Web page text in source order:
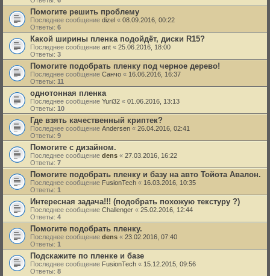
Помогите решить проблему
Последнее сообщение dizel « 08.09.2016, 00:22
Ответы: 6
Какой ширины пленка подойдёт, диски R15?
Последнее сообщение ant « 25.06.2016, 18:00
Ответы: 3
Помогите подобрать пленку под черное дерево!
Последнее сообщение Санчо « 16.06.2016, 16:37
Ответы: 11
однотонная пленка
Последнее сообщение Yuri32 « 01.06.2016, 13:13
Ответы: 10
Где взять качественный криптек?
Последнее сообщение Andersen « 26.04.2016, 02:41
Ответы: 9
Помогите с дизайном.
Последнее сообщение dens « 27.03.2016, 16:22
Ответы: 7
Помогите подобрать пленку и базу на авто Тойота Авалон.
Последнее сообщение FusionTech « 16.03.2016, 10:35
Ответы: 1
Интересная задача!!! (подобрать похожую текстуру ?)
Последнее сообщение Challenger « 25.02.2016, 12:44
Ответы: 4
Помогите подобрать пленку.
Последнее сообщение dens « 23.02.2016, 07:40
Ответы: 1
Подскажите по пленке и базе
Последнее сообщение FusionTech « 15.12.2015, 09:56
Ответы: 8